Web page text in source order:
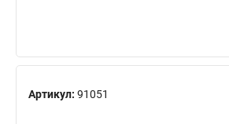
Артикул: 91051